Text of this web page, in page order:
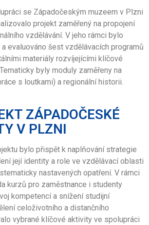
se Západočeským muzeem v Plzni
projekt zaměřený na propojení
vzdělávání. V jeho rámci bylo
evaluováno šest vzdělávacích programů
materiály rozvíjejícími klíčové
byly moduly zaměřeny na
s loutkami) a regionální historii.
ZÁPADOČESKÉ
V PLZNI
bylo přispět k naplňování strategie
její identity a role ve vzdělávací oblasti
nastavených opatření. V rámci
kurzů pro zaměstnance i studenty
kompetencí a snížení studijní
celoživotního a distančního
vybrané klíčové aktivity ve spolupráci